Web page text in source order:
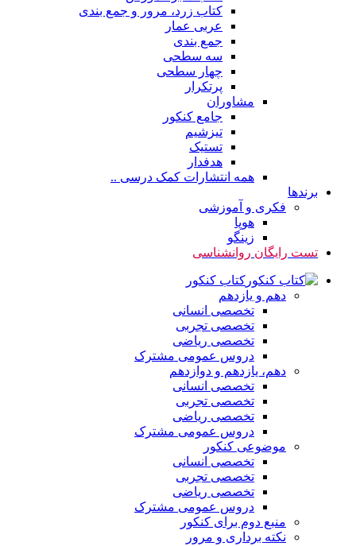
کتاب زرد، مرور و جمع بندی
عربی عمار
جمع بندی
سه سطحی
چهار سطحی
پرتکرار
مشاوران
جامع کنکور
تیزشیم
تستیک
هدفدار
همه انتشارات کمک درسی ..
برندها
فکری و آموزشی
هوپا
زینگو
تست رایگان روانشناسی
کتاب کنکور
دهم و یازدهم
تخصصی انسانی
تخصصی تجربی
تخصصی ریاضی
دروس عمومی مشترک
دهم، یازدهم و دوازدهم
تخصصی انسانی
تخصصی تجربی
تخصصی ریاضی
دروس عمومی مشترک
موضوعی کنکور
تخصصی انسانی
تخصصی تجربی
تخصصی ریاضی
دروس عمومی مشترک
منبع دوم برای کنکور
نکته برداری و مرور